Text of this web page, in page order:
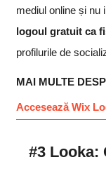
mediul online și nu
logoul gratuit ca
profilurile de
MAI MULTE
Accesează Wix
#3 Looka: